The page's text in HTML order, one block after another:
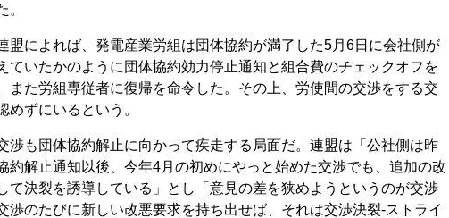
。
盟によれば、発電産業労組は団体協約が満了した5月6日に会社側が
ていたかのように団体協約効力停止通知と組合費のチェックオフを
また労組専従者に復帰を命令した。その上、労使間の交渉をする交
めずにいるという。
渉も団体協約解止に向かって疾走する局面だ。連盟は「公社側は昨
約解止通知以後、今年4月の初めにやっと始めた交渉でも、追加の改
て決裂を誘導している」とし「意見の差を狭めようというのが交渉
渉のたびに新しい改悪要求を持ち出せば、それは交渉決裂-ストライ